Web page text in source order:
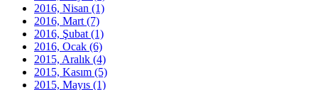
2016, Nisan (1)
2016, Mart (7)
2016, Şubat (1)
2016, Ocak (6)
2015, Aralık (4)
2015, Kasım (5)
2015, Mayıs (1)